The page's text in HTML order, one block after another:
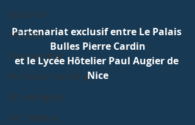
Erasmus+
MCCDR
International
Formation Yachting
Eco-délégués
MC Traiteur
Partenariat exclusif entre Le Palais
Bulles Pierre Cardin
et le Lycée Hôtelier Paul Augier de
Nice